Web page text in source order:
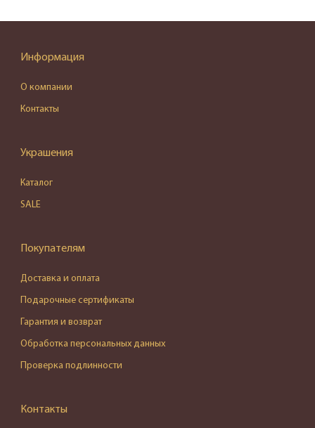
Информация
О компании
Контакты
Украшения
Каталог
SALE
Покупателям
Доставка и оплата
Подарочные сертификаты
Гарантия и возврат
Обработка персональных данных
Проверка подлинности
Контакты